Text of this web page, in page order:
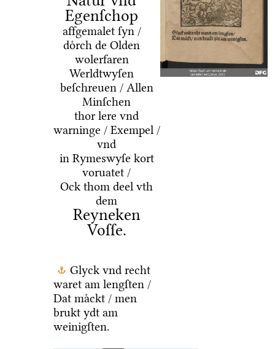
Egenſchop
affgemalet ſyn /
doͤrch de Olden
wolerfaren
Werldtwyſen
beſchreuen / Allen
Minſchen
thor lere vnd
warninge / Exempel /
vnd
in Rymeswyſe kort
voruatet /
Ock thom deel vth
dem
Reyneken
Voſſe.
Glyck vnd recht
waret am lengſten /
Dat maͤckt / men
brukt ydt am
weinigſten.